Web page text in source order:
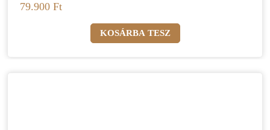
79.900 Ft